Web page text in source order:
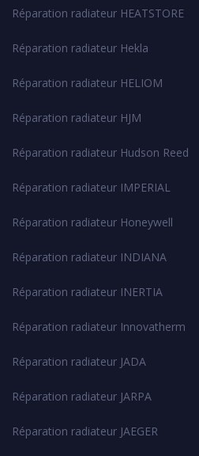
Réparation radiateur HEATSTORE
Réparation radiateur Hekla
Réparation radiateur HELIOM
Réparation radiateur HJM
Réparation radiateur Hudson Reed
Réparation radiateur IMPERIAL
Réparation radiateur Honeywell
Réparation radiateur INDIANA
Réparation radiateur INERTIA
Réparation radiateur Innovatherm
Réparation radiateur JADA
Réparation radiateur JARPA
Réparation radiateur JAEGER